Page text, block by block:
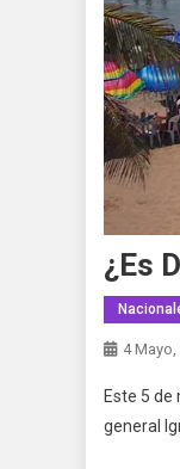
¿Es
4 Mayo,
Este 5
general